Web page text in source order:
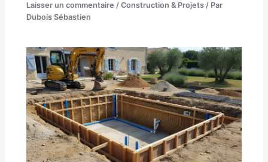
Laisser un commentaire /Construction & Projets / Par
Dubois Sébastien